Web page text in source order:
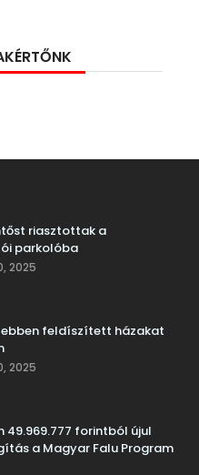
riasztottak a
parkolóba
2025
feldíszített házakat
2025
49.969.777 forintból újul
a Magyar Falu Program